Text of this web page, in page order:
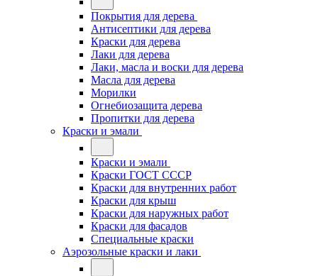
Покрытия для дерева
Антисептики для дерева
Краски для дерева
Лаки для дерева
Лаки, масла и воски для дерева
Масла для дерева
Морилки
Огнебиозащита дерева
Пропитки для дерева
Краски и эмали
Краски и эмали
Краски ГОСТ СССР
Краски для внутренних работ
Краски для крыш
Краски для наружных работ
Краски для фасадов
Специальные краски
Аэрозольные краски и лаки